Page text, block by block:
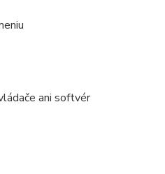
ani softvér